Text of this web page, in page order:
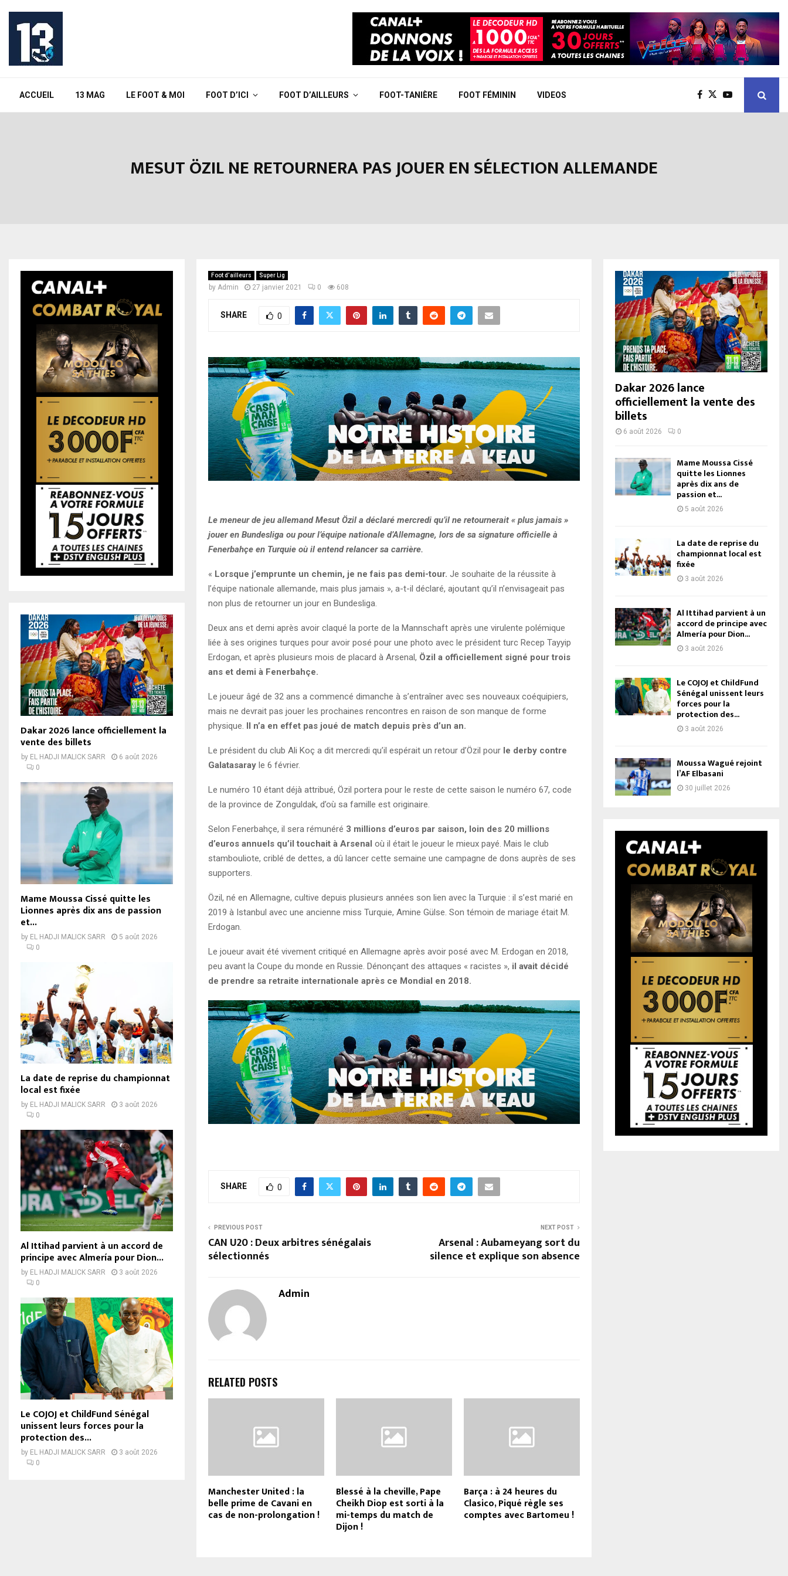
ACCUEIL 13 MAG LE FOOT & MOI FOOT D’ICI FOOT D’AILLEURS FOOT-TANIÈRE FOOT FÉMININ VIDEOS
MESUT ÖZIL NE RETOURNERA PAS JOUER EN SÉLECTION ALLEMANDE
Foot d’ailleurs Super Lig
by Admin 27 janvier 2021 0 608
SHARE 0
Le meneur de jeu allemand Mesut Özil a déclaré mercredi qu’il ne retournerait « plus jamais »
jouer en Bundesliga ou pour l’équipe nationale d’Allemagne, lors de sa signature officielle à
Fenerbahçe en Turquie où il entend relancer sa carrière.
« Lorsque j’emprunte un chemin, je ne fais pas demi-tour. Je souhaite de la réussite à
l’équipe nationale allemande, mais plus jamais », a-t-il déclaré, ajoutant qu’il n’envisageait pas
non plus de retourner un jour en Bundesliga.
Deux ans et demi après avoir claqué la porte de la Mannschaft après une virulente polémique
liée à ses origines turques pour avoir posé pour une photo avec le président turc Recep Tayyip
Erdogan, et après plusieurs mois de placard à Arsenal, Özil a officiellement signé pour trois
ans et demi à Fenerbahçe.
Le joueur âgé de 32 ans a commencé dimanche à s’entraîner avec ses nouveaux coéquipiers,
mais ne devrait pas jouer les prochaines rencontres en raison de son manque de forme
physique. Il n’a en effet pas joué de match depuis près d’un an.
Le président du club Ali Koç a dit mercredi qu’il espérait un retour d’Özil pour le derby contre
Galatasaray le 6 février.
Le numéro 10 étant déjà attribué, Özil portera pour le reste de cette saison le numéro 67, code
de la province de Zonguldak, d’où sa famille est originaire.
Selon Fenerbahçe, il sera rémunéré 3 millions d’euros par saison, loin des 20 millions
d’euros annuels qu’il touchait à Arsenal où il était le joueur le mieux payé. Mais le club
stambouliote, criblé de dettes, a dû lancer cette semaine une campagne de dons auprès de ses
supporters.
Özil, né en Allemagne, cultive depuis plusieurs années son lien avec la Turquie : il s’est marié en
2019 à Istanbul avec une ancienne miss Turquie, Amine Gülse. Son témoin de mariage était M.
Erdogan.
Le joueur avait été vivement critiqué en Allemagne après avoir posé avec M. Erdogan en 2018,
peu avant la Coupe du monde en Russie. Dénonçant des attaques « racistes », il avait décidé
de prendre sa retraite internationale après ce Mondial en 2018.
SHARE 0
PREVIOUS POST
CAN U20 : Deux arbitres sénégalais
sélectionnés
NEXT POST
Arsenal : Aubameyang sort du
silence et explique son absence
Admin
RELATED POSTS
Manchester United : la
belle prime de Cavani en
cas de non-prolongation !
Blessé à la cheville, Pape
Cheikh Diop est sorti à la
mi-temps du match de
Dijon !
Barça : à 24 heures du
Clasico, Piqué règle ses
comptes avec Bartomeu !
Dakar 2026 lance officiellement la
vente des billets
by EL HADJI MALICK SARR
6 août 2026
0
Mame Moussa Cissé quitte les
Lionnes après dix ans de passion
et...
by EL HADJI MALICK SARR
5 août 2026
0
La date de reprise du championnat
local est fixée
by EL HADJI MALICK SARR
3 août 2026
0
Al Ittihad parvient à un accord de
principe avec Almería pour Dion...
by EL HADJI MALICK SARR
3 août 2026
0
Le COJOJ et ChildFund Sénégal
unissent leurs forces pour la
protection des...
by EL HADJI MALICK SARR
3 août 2026
0
Dakar 2026 lance
officiellement la vente des
billets
6 août 2026 0
Mame Moussa Cissé
quitte les Lionnes
après dix ans de
passion et...
5 août 2026
La date de reprise du
championnat local est
fixée
3 août 2026
Al Ittihad parvient à un
accord de principe avec
Almería pour Dion...
3 août 2026
Le COJOJ et ChildFund
Sénégal unissent leurs
forces pour la
protection des...
3 août 2026
Moussa Wagué rejoint
l’AF Elbasani
30 juillet 2026